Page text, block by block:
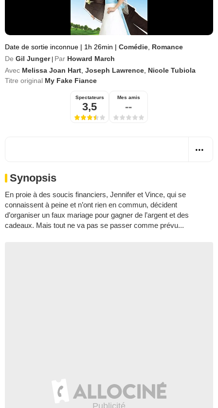
Date de sortie inconnue | 1h 26min | Comédie Romance
De Gil Junger Par Howard March
Avec Melissa Joan Hart Joseph Lawrence Nicole Tubiola
Titre original My Fake Fiance
Spectateurs
3,5
Mes amis
--
Synopsis
En proie à des soucis financiers, Jennifer et Vince, qui se
connaissent à peine et n’ont rien en commun, décident
d’organiser un faux mariage pour gagner de l’argent et des
cadeaux. Mais tout ne va pas se passer comme prévu...